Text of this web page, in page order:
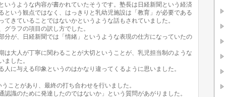
いうような内容が書かれていたそうです。塾長は日経新聞という経済
という観点ではなく、はっきりと乳幼児施設は「教育」が必要である
きていることではないかというような話もされていました。
ラフの項目の訳し方でした。
分が、日経新聞では「情緒」というような表現の仕方になっていたの
は大人が丁寧に関わることが大切ということが、乳児担当制のような
ました。
に与える印象というのはかなり違ってくるように思いました。
ことがあり、最終の打ち合わせを行いました。
識のために発達したのではないか」という質問があがりました。